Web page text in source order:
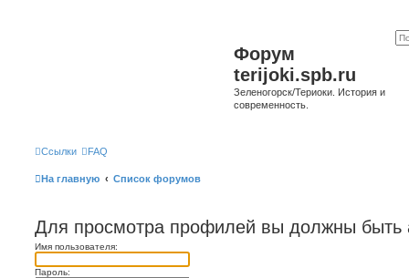
Форум
terijoki.spb.ru
Зеленогорск/Териоки. История и
современность.
Ссылки FAQ
На главную Список форумов
Для просмотра профилей вы должны быть
Имя пользователя:
Пароль: